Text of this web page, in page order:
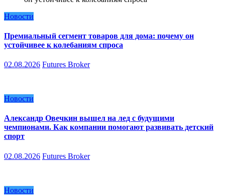
Новости
Премиальный сегмент товаров для дома: почему он
устойчивее к колебаниям спроса
02.08.2026 Futures Broker
Новости
Александр Овечкин вышел на лед с будущими
чемпионами. Как компании помогают развивать детский
спорт
02.08.2026 Futures Broker
Новости